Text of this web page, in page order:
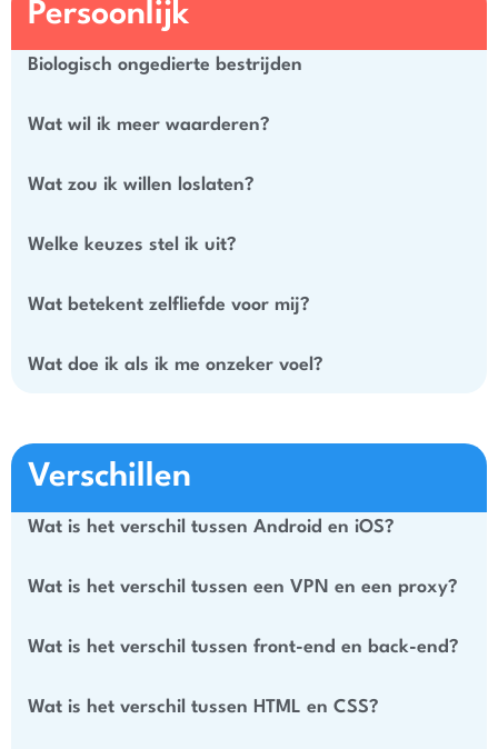
Persoonlijk
Biologisch ongedierte bestrijden
Wat wil ik meer waarderen?
Wat zou ik willen loslaten?
Welke keuzes stel ik uit?
Wat betekent zelfliefde voor mij?
Wat doe ik als ik me onzeker voel?
Verschillen
Wat is het verschil tussen Android en iOS?
Wat is het verschil tussen een VPN en een proxy?
Wat is het verschil tussen front-end en back-end?
Wat is het verschil tussen HTML en CSS?